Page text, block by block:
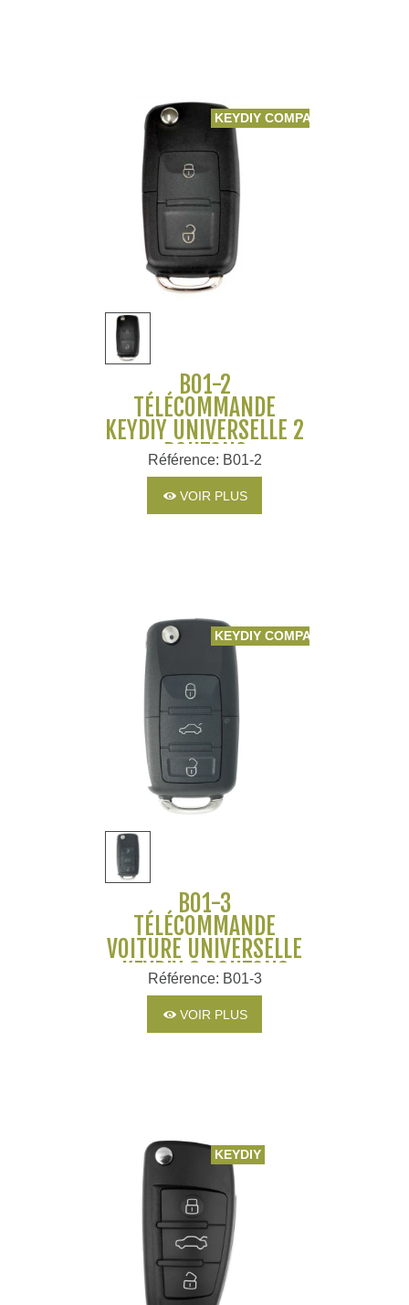
KEYDIY COMPATIBLE
B01-2
TÉLÉCOMMANDE
KEYDIY UNIVERSELLE 2
BOUTONS
Référence: B01-2
VOIR PLUS
KEYDIY COMPATIBLE
B01-3
TÉLÉCOMMANDE
VOITURE UNIVERSELLE
KEYDIY 3 BOUTONS
Référence: B01-3
VOIR PLUS
KEYDIY